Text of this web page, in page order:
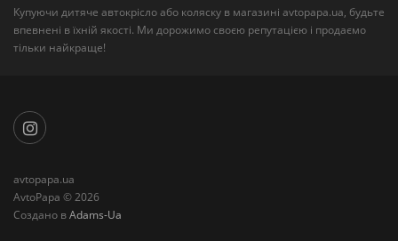
Купуючи дитяче автокрісло або коляску в магазині avtopapa.ua, будьте
впевнені в їхній якості. Ми дорожимо своєю репутацією і продаємо
тільки найкраще!
avtopapa.ua
AvtoPapa © 2026
Создано вAdams-Ua